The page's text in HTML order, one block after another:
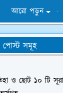
আরো পড়ুন
পোস্ট সমূহ
ও ছোট ১০ টি